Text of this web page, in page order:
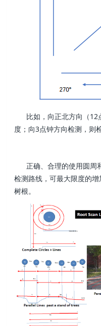
比如，向正北方向（12
度；向3点钟方向检测，则
正确、合理的使用圆周
检测路线，可最大限度的
树根。